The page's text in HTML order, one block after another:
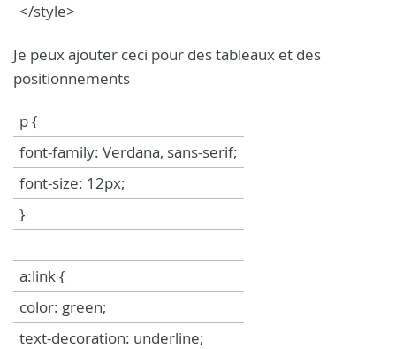
</style>
Je peux ajouter ceci pour des tableaux et des
positionnements
p {
font-family: Verdana, sans-serif;
font-size: 12px;
}
a:link {
color: green;
text-decoration: underline;